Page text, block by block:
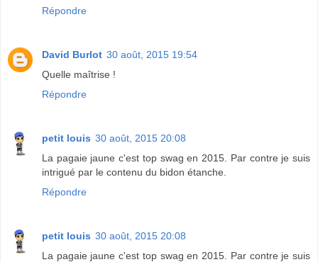
Répondre
David Burlot 30 août, 2015 19:54
Quelle maîtrise !
Répondre
petit louis 30 août, 2015 20:08
La pagaie jaune c'est top swag en 2015. Par contre je suis
intrigué par le contenu du bidon étanche.
Répondre
petit louis 30 août, 2015 20:08
La pagaie jaune c'est top swag en 2015. Par contre je suis